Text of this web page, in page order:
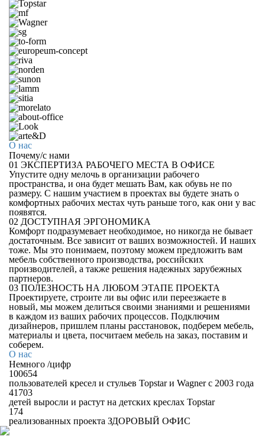
О нас
Почему/с нами
01 ЭКСПЕРТИЗА РАБОЧЕГО МЕСТА В ОФИСЕ
Упустите одну мелочь в организации рабочего
пространства, и она будет мешать Вам, как обувь не по
размеру. С нашим участием в проектах вы будете знать о
комфортных рабочих местах чуть раньше того, как они у вас
появятся.
02 ДОСТУПНАЯ ЭРГОНОМИКА
Комфорт подразумевает необходимое, но никогда не бывает
достаточным. Все зависит от ваших возможностей. И наших
тоже. Мы это понимаем, поэтому можем предложить вам
мебель собственного производства, российских
производителей, а также решения надежных зарубежных
партнеров.
03 ПОЛЕЗНОСТЬ НА ЛЮБОМ ЭТАПЕ ПРОЕКТА
Проектируете, строите ли вы офис или переезжаете в
новый, мы можем делиться своими знаниями и решениями
в каждом из ваших рабочих процессов. Подключим
дизайнеров, пришлем планы расстановок, подберем мебель,
материалы и цвета, посчитаем мебель на заказ, поставим и
соберем.
О нас
Немного /цифр
100654
пользователей кресел и стульев Topstar и Wagner с 2003 года
41703
детей выросли и растут на детских креслах Topstar
174
реализованных проекта ЗДОРОВЫЙ ОФИС